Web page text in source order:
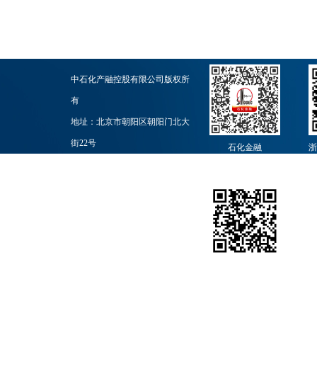
中石化产融控股有限公司版权所
有
地址：北京市朝阳区朝阳门北大
街22号 石化金融